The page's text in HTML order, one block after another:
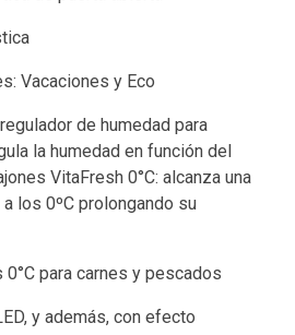
Vacaciones y Eco
de humedad para
la humedad en función del
VitaFresh 0°C: alcanza una
los 0ºC prolongando su
0°C para carnes y pescados
y además, con efecto